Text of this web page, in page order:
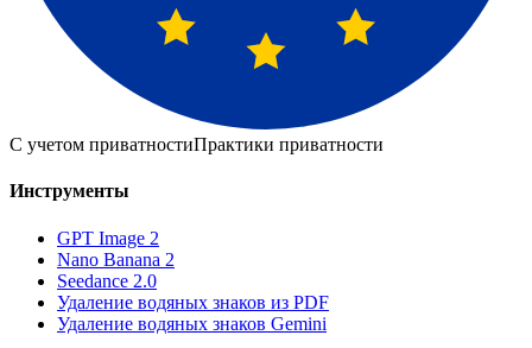
С учетом приватностиПрактики приватности
Инструменты
GPT Image 2
Nano Banana 2
Seedance 2.0
Удаление водяных знаков из PDF
Удаление водяных знаков Gemini